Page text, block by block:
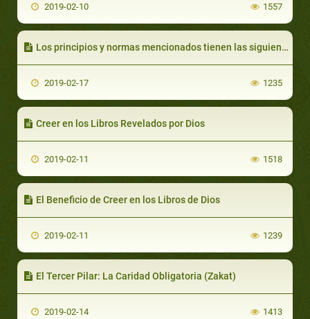
2019-02-10 1557
Los principios y normas mencionados tienen las siguientes características
2019-02-17 1235
Creer en los Libros Revelados por Dios
2019-02-11 1518
El Beneficio de Creer en los Libros de Dios
2019-02-11 1239
El Tercer Pilar: La Caridad Obligatoria (Zakat)
2019-02-14 1413